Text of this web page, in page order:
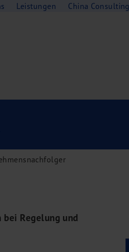
Regelung und
Leistungen China Consulting